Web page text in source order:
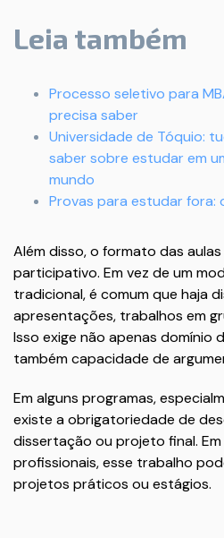
Leia também
Processo seletivo para
precisa saber
Universidade de Tóquio:
saber sobre estudar em
mundo
Provas para estudar fora:
Além disso, o formato das
participativo. Em vez de um
tradicional, é comum que haja
apresentações, trabalhos em
Isso exige não apenas domínio
também capacidade de
Em alguns programas,
existe a obrigatoriedade de
dissertação ou projeto final.
profissionais, esse trabalho
projetos práticos ou estágios.